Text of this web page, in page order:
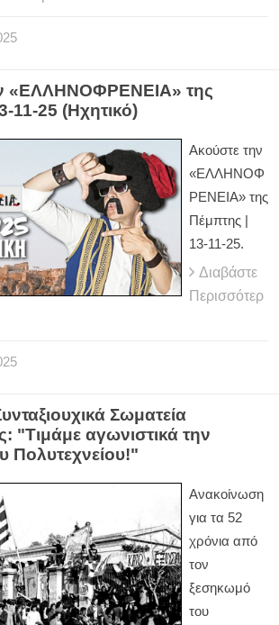
«ΕΛΛΗΝΟΦΡΕΝΕΙΑ» της
11-25 (Ηχητικό)
Ακούστε την
«ΕΛΛΗΝΟΦ
ΡΕΝΕΙΑ» της
Πέμπτης |
13-11-25.
Διαβάστε
Περισσότερ
Σωματεία
"Τιμάμε αγωνιστικά την
Πολυτεχνείου!"
Ανακοίνωση
για τα 52
χρόνια από
τον
ξεσηκωμό
του